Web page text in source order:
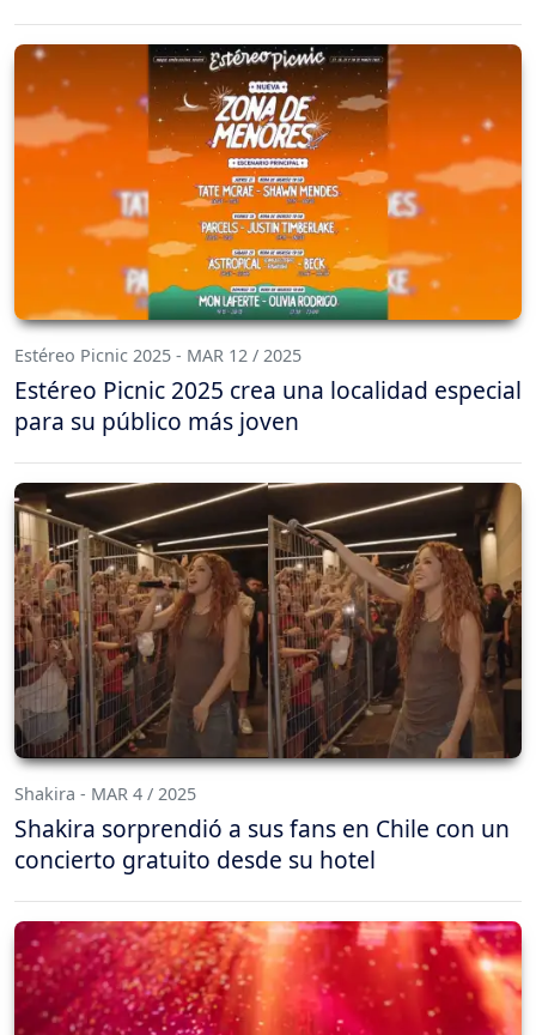
Estéreo Picnic 2025 - MAR 12 / 2025
Estéreo Picnic 2025 crea una localidad especial
para su público más joven
Shakira - MAR 4 / 2025
Shakira sorprendió a sus fans en Chile con un
concierto gratuito desde su hotel